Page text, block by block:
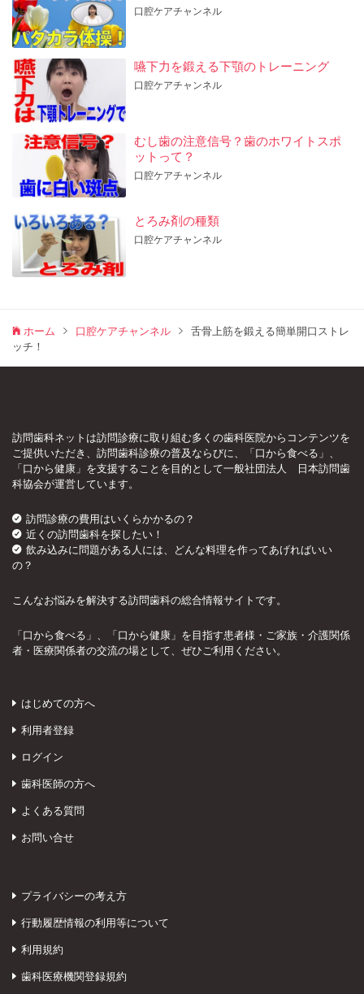
口腔ケアチャンネル
嚥下力を鍛える下顎のトレーニング
口腔ケアチャンネル
むし歯の注意信号？歯のホワイトスポ
ットって？
口腔ケアチャンネル
とろみ剤の種類
口腔ケアチャンネル
ホーム 口腔ケアチャンネル
舌骨上筋を鍛える簡単開口ストレ
ッチ！
訪問歯科ネットは訪問診療に取り組む多くの歯科医院からコンテンツを
ご提供いただき、訪問歯科診療の普及ならびに、「口から食べる」、
「口から健康」を支援することを目的として一般社団法人 日本訪問歯
科協会が運営しています。
訪問診療の費用はいくらかかるの？
近くの訪問歯科を探したい！
飲み込みに問題がある人には、どんな料理を作ってあげればいい
の？
こんなお悩みを解決する訪問歯科の総合情報サイトです。
「口から食べる」、「口から健康」を目指す患者様・ご家族・介護関係
者・医療関係者の交流の場として、ぜひご利用ください。
はじめての方へ
利用者登録
ログイン
歯科医師の方へ
よくある質問
お問い合せ
プライバシーの考え方
行動履歴情報の利用等について
利用規約
歯科医療機関登録規約